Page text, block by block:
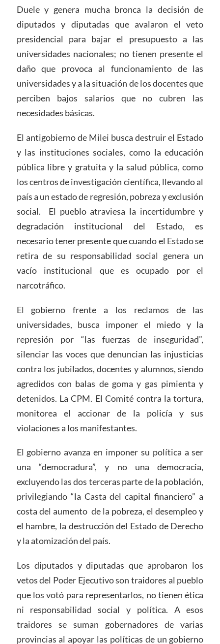
Duele y genera mucha bronca la decisión de
diputados y diputadas que avalaron el veto
presidencial para bajar el presupuesto a las
universidades nacionales; no tienen presente el
daño que provoca al funcionamiento de las
universidades y a la situación de los docentes que
perciben bajos salarios que no cubren las
necesidades básicas.
El antigobierno de Milei busca destruir el Estado
y las instituciones sociales, como la educación
pública libre y gratuita y la salud pública, como
los centros de investigación científica, llevando al
país a un estado de regresión, pobreza y exclusión
social. El pueblo atraviesa la incertidumbre y
degradación institucional del Estado, es
necesario tener presente que cuando el Estado se
retira de su responsabilidad social genera un
vacío institucional que es ocupado por el
narcotráfico.
El gobierno frente a los reclamos de las
universidades, busca imponer el miedo y la
represión por “las fuerzas de inseguridad”,
silenciar las voces que denuncian las injusticias
contra los jubilados, docentes y alumnos, siendo
agredidos con balas de goma y gas pimienta y
detenidos. La CPM. El Comité contra la tortura,
monitorea el accionar de la policía y sus
violaciones a los manifestantes.
El gobierno avanza en imponer su política a ser
una “democradura”, y no una democracia,
excluyendo las dos terceras parte de la población,
privilegiando “la Casta del capital financiero” a
costa del aumento de la pobreza, el desempleo y
el hambre, la destrucción del Estado de Derecho
y la atomización del país.
Los diputados y diputadas que aprobaron los
vetos del Poder Ejecutivo son traidores al pueblo
que los votó para representarlos, no tienen ética
ni responsabilidad social y política. A esos
traidores se suman gobernadores de varias
provincias al apoyar las políticas de un gobierno